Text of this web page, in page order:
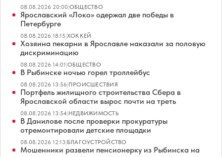
08.08.2026 20:00|ОБЩЕСТВО
Ярославский «Локо» одержал две победы в
Петербурге
08.08.2026 18:15|ХОККЕЙ
Хозяина пекарни в Ярославле наказали за половую
дискриминацию
08.08.2026 14:01|ОБЩЕСТВО
В Рыбинске ночью горел троллейбус
08.08.2026 13:56|ПРОИСШЕСТВИЯ
Портфель жилищного строительства Сбера в
Ярославской области вырос почти на треть
08.08.2026 13:54|НЕДВИЖИМОСТЬ
В Данилове после проверки прокуратуры
отремонтировали детские площадки
08.08.2026 12:13|БЛАГОУСТРОЙСТВО
Мошенники развели пенсионерку из Рыбинска на